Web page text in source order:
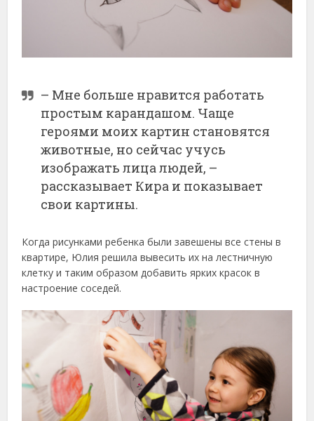
– Мне больше нравится работать
простым карандашом. Чаще
героями моих картин становятся
животные, но сейчас учусь
изображать лица людей, –
рассказывает Кира и показывает
свои картины.
Когда рисунками ребенка были завешены все стены в
квартире, Юлия решила вывесить их на лестничную
клетку и таким образом добавить ярких красок в
настроение соседей.